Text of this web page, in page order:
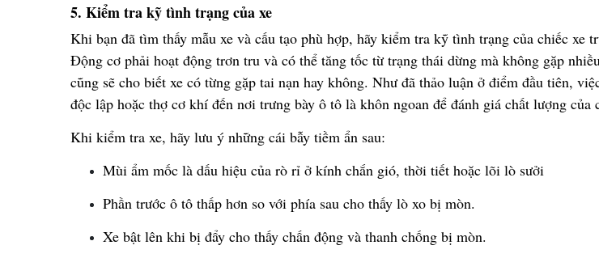
5. Kiểm tra kỹtình trạng của xe
Khi bạn đã tìm thấy mẫu xe và cấu tạo phù hợp, hãy kiểm tra kỹ tình trạng của chiếc xe tr
Động cơ phải hoạt động trơn tru và có thể tăng tốc từtrạng thái dừng mà không gặp nhiề
cũng sẽ cho biết xe có từng gặp tai nạn hay không. Như đã thảo luận ở điểm đầu tiên, việ
độc lập hoặc thợ cơ khí đến nơi trưng bày ô tô là khôn ngoan để đánh giá chất lượng của
Khi kiểm tra xe, hãy lưu ý những cái bẫy tiềm ẩn sau:
Mùi ẩm mốc là dấu hiệu của rò rỉ ở kính chắn gió, thời tiết hoặc lõi lò sưởi
Phần trước ô tô thấp hơn so với phía sau cho thấy lò xo bị mòn.
Xe bật lên khi bị đẩy cho thấy chấn động và thanh chống bị mòn.